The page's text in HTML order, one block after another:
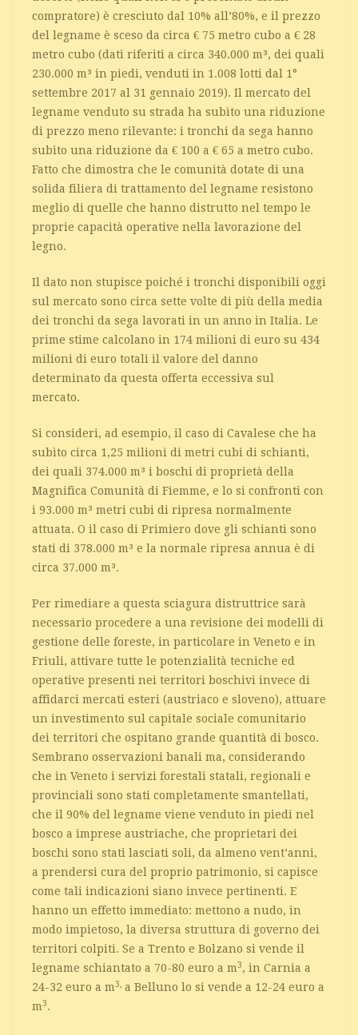
compratore) è cresciuto dal 10% all’80%, e il prezzo
del legname è sceso da circa € 75 metro cubo a € 28
metro cubo (dati riferiti a circa 340.000 m³, dei quali
230.000 m³ in piedi, venduti in 1.008 lotti dal 1°
settembre 2017 al 31 gennaio 2019). Il mercato del
legname venduto su strada ha subìto una riduzione
di prezzo meno rilevante: i tronchi da sega hanno
subito una riduzione da € 100 a € 65 a metro cubo.
Fatto che dimostra che le comunità dotate di una
solida filiera di trattamento del legname resistono
meglio di quelle che hanno distrutto nel tempo le
proprie capacità operative nella lavorazione del
legno.
Il dato non stupisce poiché i tronchi disponibili oggi
sul mercato sono circa sette volte di più della media
dei tronchi da sega lavorati in un anno in Italia. Le
prime stime calcolano in 174 milioni di euro su 434
milioni di euro totali il valore del danno
determinato da questa offerta eccessiva sul
mercato.
Si consideri, ad esempio, il caso di Cavalese che ha
subìto circa 1,25 milioni di metri cubi di schianti,
dei quali 374.000 m³ i boschi di proprietà della
Magnifica Comunità di Fiemme, e lo si confronti con
i 93.000 m³ metri cubi di ripresa normalmente
attuata. O il caso di Primiero dove gli schianti sono
stati di 378.000 m³ e la normale ripresa annua è di
circa 37.000 m³.
Per rimediare a questa sciagura distruttrice sarà
necessario procedere a una revisione dei modelli di
gestione delle foreste, in particolare in Veneto e in
Friuli, attivare tutte le potenzialità tecniche ed
operative presenti nei territori boschivi invece di
affidarci mercati esteri (austriaco e sloveno), attuare
un investimento sul capitale sociale comunitario
dei territori che ospitano grande quantità di bosco.
Sembrano osservazioni banali ma, considerando
che in Veneto i servizi forestali statali, regionali e
provinciali sono stati completamente smantellati,
che il 90% del legname viene venduto in piedi nel
bosco a imprese austriache, che proprietari dei
boschi sono stati lasciati soli, da almeno vent’anni,
a prendersi cura del proprio patrimonio, si capisce
come tali indicazioni siano invece pertinenti. E
hanno un effetto immediato: mettono a nudo, in
modo impietoso, la diversa struttura di governo dei
territori colpiti. Se a Trento e Bolzano si vende il
legname schiantato a 70-80 euro a m3, in Carnia a
24-32 euro a m3, a Belluno lo si vende a 12-24 euro a
m3.